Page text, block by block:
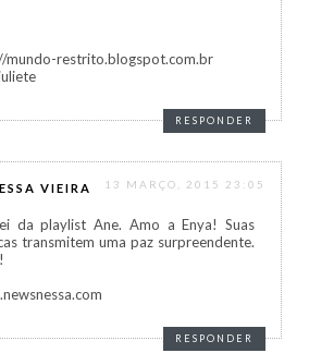
mundo-restrito.blogspot.com.br
RESPONDER
VIEIRA 13 MARÇO, 2015 23:05
da playlist Ane. Amo a Enya! Suas
transmitem uma paz surpreendente.
RESPONDER